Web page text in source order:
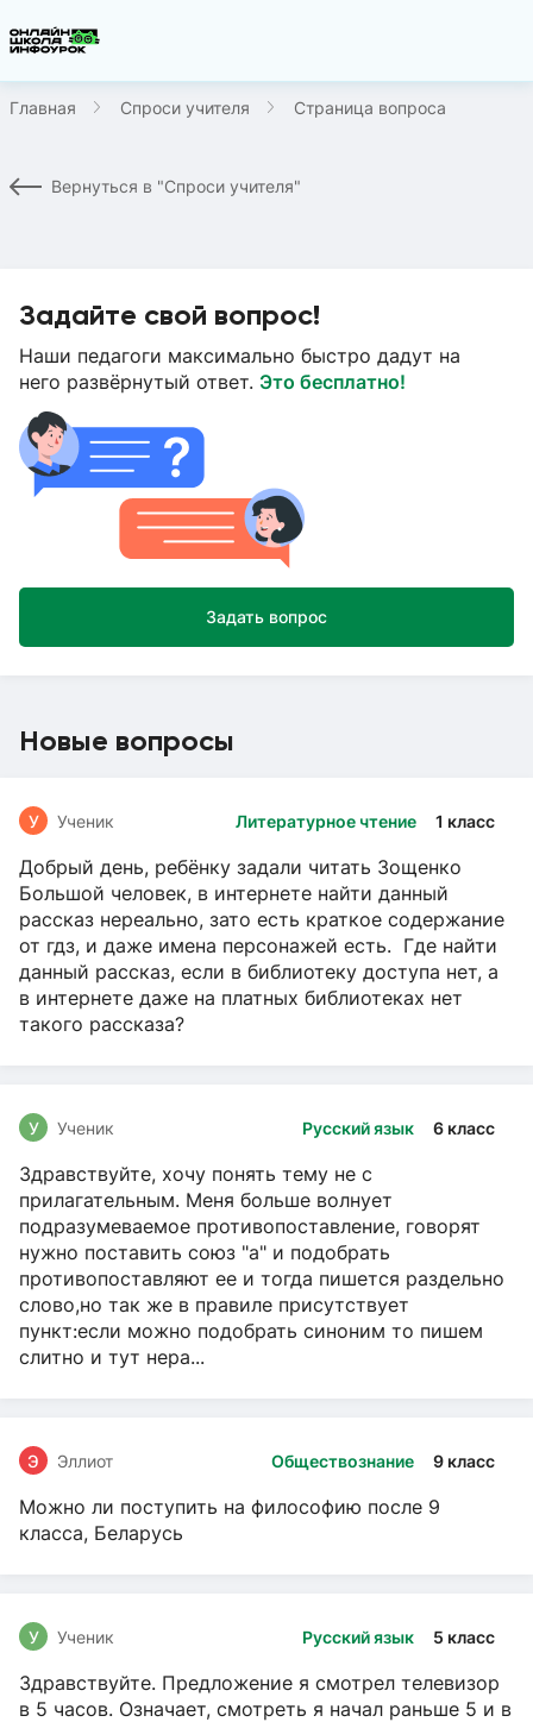
Главная Спроси учителя Страница вопроса
Вернуться в "Спроси учителя"
Задайте свой вопрос!
Наши педагоги максимально быстро дадут на
него развёрнутый ответ. Это бесплатно!
Задать вопрос
Новые вопросы
Литературное чтение 1 класс
У Ученик
Добрый день, ребёнку задали читать Зощенко
Большой человек, в интернете найти данный
рассказ нереально, зато есть краткое содержание
от гдз, и даже имена персонажей есть. Где найти
данный рассказ, если в библиотеку доступа нет, а
в интернете даже на платных библиотеках нет
такого рассказа?
Русский язык 6 класс
У Ученик
Здравствуйте, хочу понять тему не с
прилагательным. Меня больше волнует
подразумеваемое противопоставление, говорят
нужно поставить союз "а" и подобрать
противопоставляют ее и тогда пишется раздельно
слово,но так же в правиле присутствует
пункт:если можно подобрать синоним то пишем
слитно и тут нера...
Обществознание 9 класс
Э Эллиот
Можно ли поступить на философию после 9
класса, Беларусь
Русский язык 5 класс
У Ученик
Здравствуйте. Предложение я смотрел телевизор
в 5 часов. Означает, смотреть я начал раньше 5 и в